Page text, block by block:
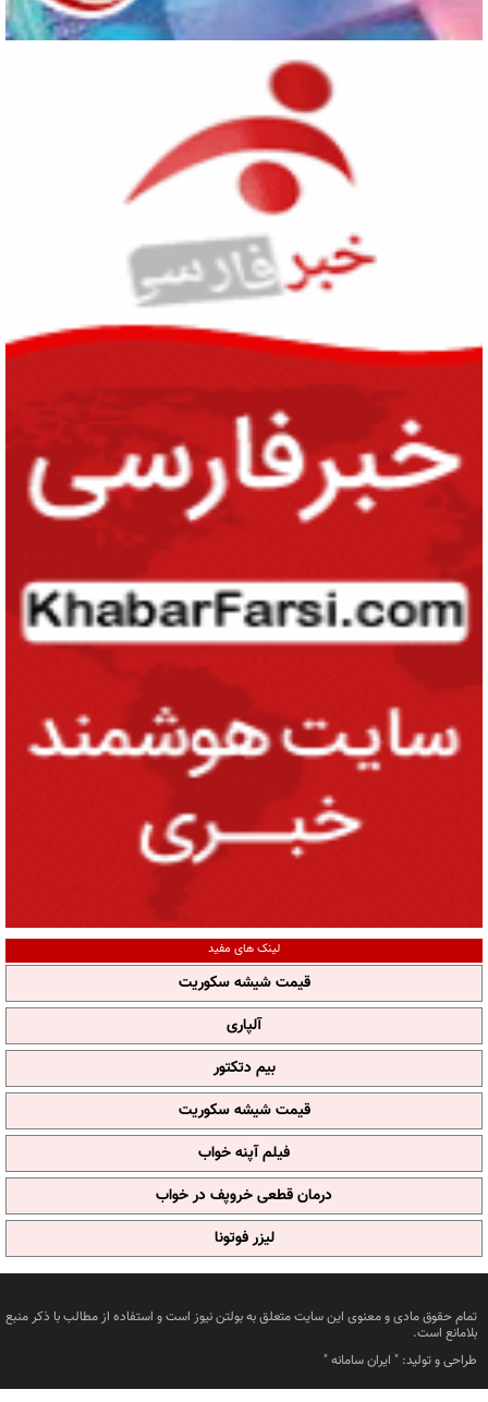
لینک های مفید
قیمت شیشه سکوریت
آلپاری
بیم دتکتور
قیمت شیشه سکوریت
فیلم آپنه خواب
درمان قطعی خروپف در خواب
لیزر فوتونا
تمام حقوق مادی و معنوی این سایت متعلق به بولتن نیوز است و استفاده از مطالب با ذکر منبع
بلامانع است.
طراحی و تولید: " ایران سامانه"